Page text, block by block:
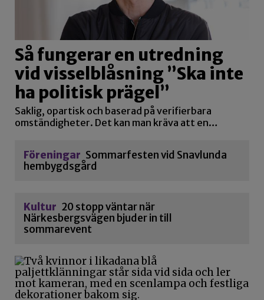
Så fungerar en utredning
vid visselblåsning ”Ska inte
ha politisk prägel”
Saklig, opartisk och baserad på verifierbara
omständigheter. Det kan man kräva att en…
Föreningar Sommarfesten vid Snavlunda
hembygdsgård
Kultur 20 stopp väntar när
Närkesbergsvägen bjuder in till
sommarevent